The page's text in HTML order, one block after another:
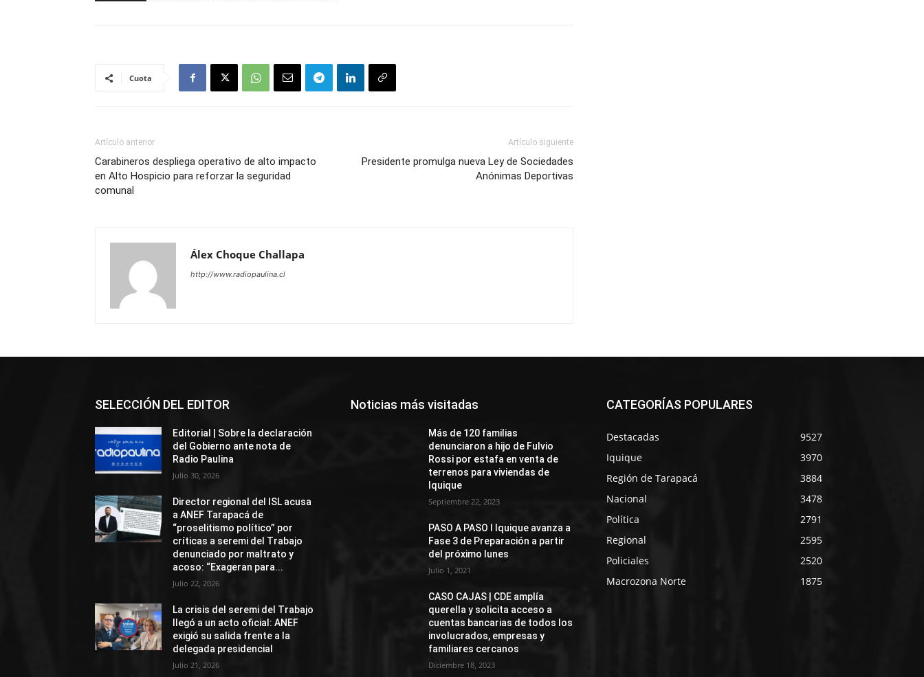
Cuota
Artículo anterior
Carabineros despliega operativo de alto impacto
en Alto Hospicio para reforzar la seguridad
comunal
Artículo siguiente
Presidente promulga nueva Ley de Sociedades
Anónimas Deportivas
Álex Choque Challapa
http://www.radiopaulina.cl
SELECCIÓN DEL EDITOR
Editorial | Sobre la declaración
del Gobierno ante nota de
Radio Paulina
Julio 30, 2026
Director regional del ISL acusa
a ANEF Tarapacá de
“proselitismo político” por
críticas a seremi del Trabajo
denunciado por maltrato y
acoso: “Exageran para...
Julio 22, 2026
La crisis del seremi del Trabajo
llegó a un acto oficial: ANEF
exigió su salida frente a la
delegada presidencial
Julio 21, 2026
Noticias más visitadas
Más de 120 familias
denunciaron a hijo de Fulvio
Rossi por estafa en venta de
terrenos para viviendas de
Iquique
Septiembre 22, 2023
PASO A PASO I Iquique avanza a
Fase 3 de Preparación a partir
del próximo lunes
Julio 1, 2021
CASO CAJAS | CDE amplía
querella y solicita acceso a
cuentas bancarias de todos los
involucrados, empresas y
familiares cercanos
Diciembre 18, 2023
CATEGORÍAS POPULARES
Destacadas
9527
Iquique
3970
Región de Tarapacá
3884
Nacional
3478
Política
2791
Regional
2595
Policiales
2520
Macrozona Norte
1875